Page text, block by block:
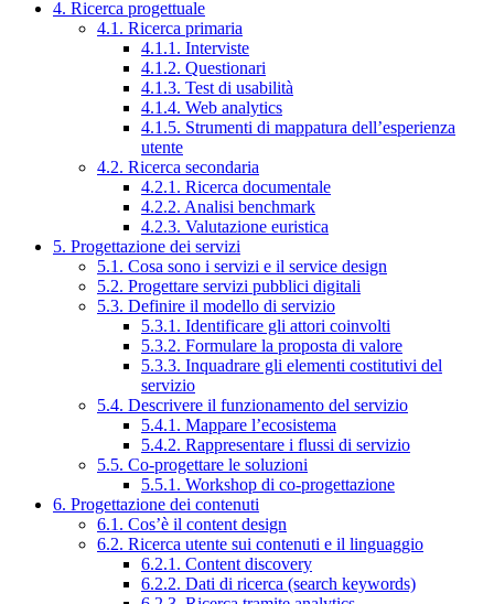
4. Ricerca progettuale
4.1. Ricerca primaria
4.1.1. Interviste
4.1.2. Questionari
4.1.3. Test di usabilità
4.1.4. Web analytics
4.1.5. Strumenti di mappatura dell’esperienza
utente
4.2. Ricerca secondaria
4.2.1. Ricerca documentale
4.2.2. Analisi benchmark
4.2.3. Valutazione euristica
5. Progettazione dei servizi
5.1. Cosa sono i servizi e il service design
5.2. Progettare servizi pubblici digitali
5.3. Definire il modello di servizio
5.3.1. Identificare gli attori coinvolti
5.3.2. Formulare la proposta di valore
5.3.3. Inquadrare gli elementi costitutivi del
servizio
5.4. Descrivere il funzionamento del servizio
5.4.1. Mappare l’ecosistema
5.4.2. Rappresentare i flussi di servizio
5.5. Co-progettare le soluzioni
5.5.1. Workshop di co-progettazione
6. Progettazione dei contenuti
6.1. Cos’è il content design
6.2. Ricerca utente sui contenuti e il linguaggio
6.2.1. Content discovery
6.2.2. Dati di ricerca (search keywords)